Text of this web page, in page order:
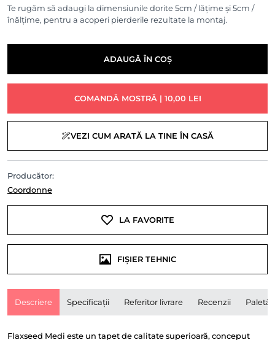
Te rugăm să adaugi la dimensiunile dorite 5cm / lățime și 5cm /
înălțime, pentru a acoperi pierderile rezultate la montaj.
ADAUGĂ ÎN COȘ
COMANDĂ MOSTRĂ | 10,00 LEI
VEZI CUM ARATĂ LA TINE ÎN CASĂ
Producător:
Coordonne
LA FAVORITE
FIȘIER TEHNIC
Descriere Specificații Referitor livrare Recenzii Paletă
Flaxseed Medi este un tapet de calitate superioară, conceput